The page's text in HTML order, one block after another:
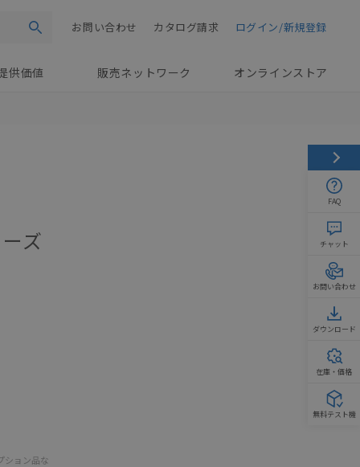
検索 ログイン/新規登録
カタログ請求
お問い合わせ
供価値 販売ネットワーク オンラインストア
ズ
ション品な
FAQ
チャット
お問い合わせ
ダウンロード
在庫・価格
無料テスト機